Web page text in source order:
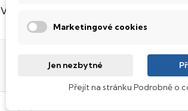
Variabilní, spolehlivý a navíc s parádním
Marketingové cookies
Jen nezbytné
Přejít na stránku Podrobně o